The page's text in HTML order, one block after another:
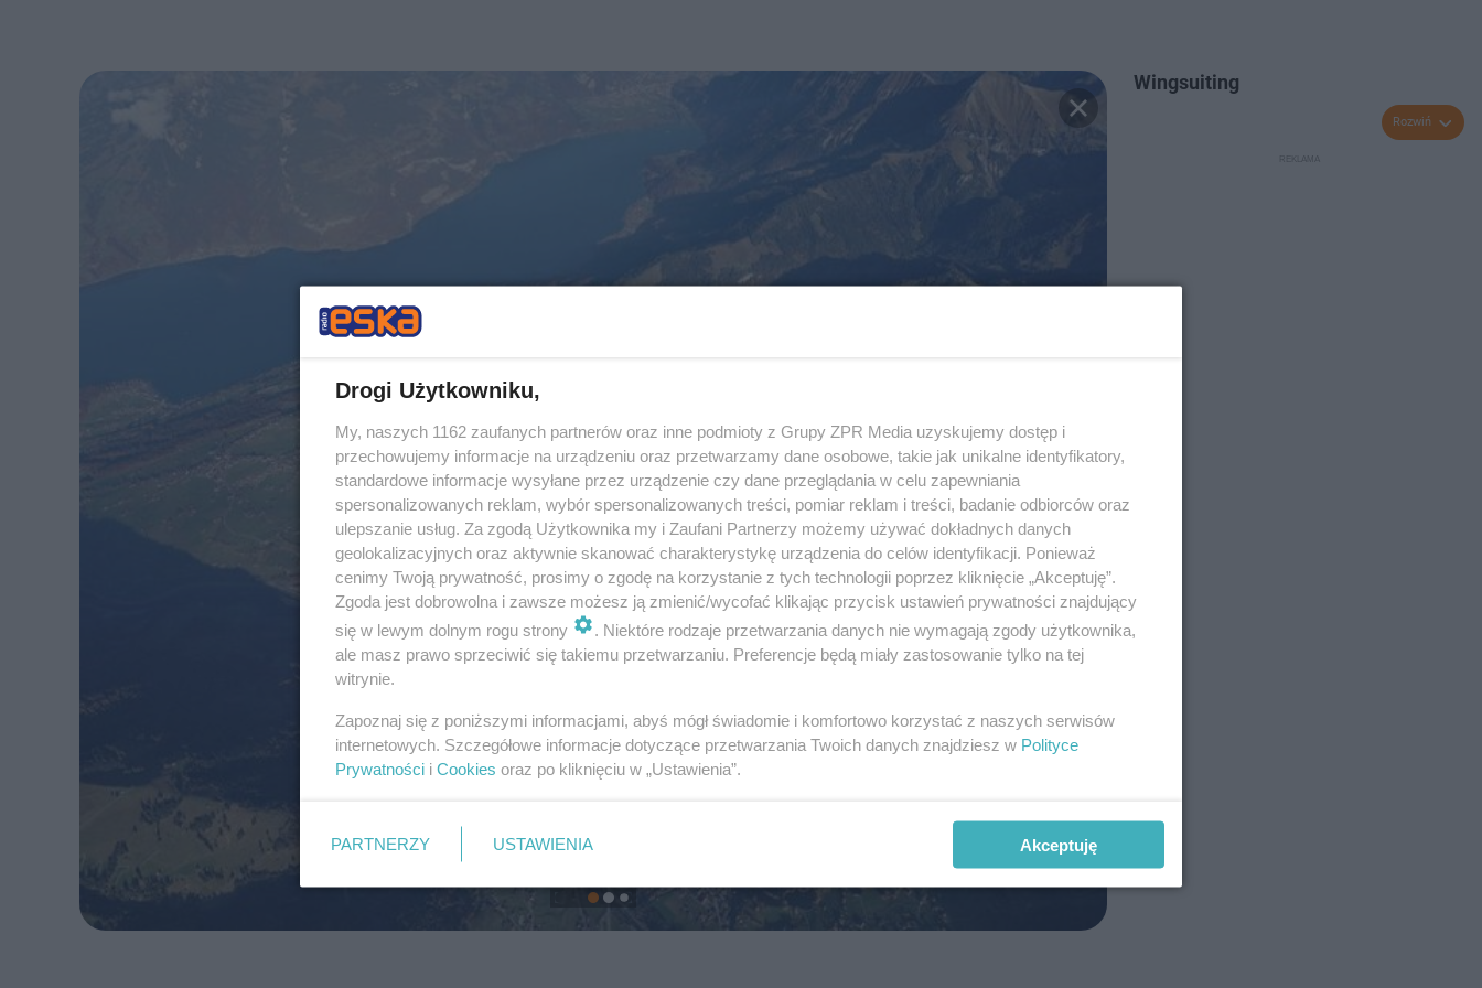
Wingsuiting
Rozwiń
Drogi Użytkowniku,
My, naszych 1162 zaufanych partnerów oraz inne podmioty z Grupy ZPR Media uzyskujemy dostęp i
przechowujemy informacje na urządzeniu oraz przetwarzamy dane osobowe, takie jak unikalne identyfikatory,
standardowe informacje wysyłane przez urządzenie czy dane przeglądania w celu zapewniania
spersonalizowanych reklam, wybór spersonalizowanych treści, pomiar reklam i treści, badanie odbiorców oraz
ulepszanie usług. Za zgodą Użytkownika my i Zaufani Partnerzy możemy używać dokładnych danych
geolokalizacyjnych oraz aktywnie skanować charakterystykę urządzenia do celów identyfikacji. Ponieważ
cenimy Twoją prywatność, prosimy o zgodę na korzystanie z tych technologii poprzez kliknięcie „Akceptuję”.
Zgoda jest dobrowolna i zawsze możesz ją zmienić/wycofać klikając przycisk ustawień prywatności znajdujący
się w lewym dolnym rogu strony
. Niektóre rodzaje przetwarzania danych nie wymagają zgody użytkownika,
ale masz prawo sprzeciwić się takiemu przetwarzaniu. Preferencje będą miały zastosowanie tylko na tej
witrynie.
Zapoznaj się z poniższymi informacjami, abyś mógł świadomie i komfortowo korzystać z naszych serwisów
internetowych. Szczegółowe informacje dotyczące przetwarzania Twoich danych znajdziesz w Polityce
Prywatności i Cookies oraz po kliknięciu w „Ustawienia”.
PARTNERZY USTAWIENIA Akceptuję